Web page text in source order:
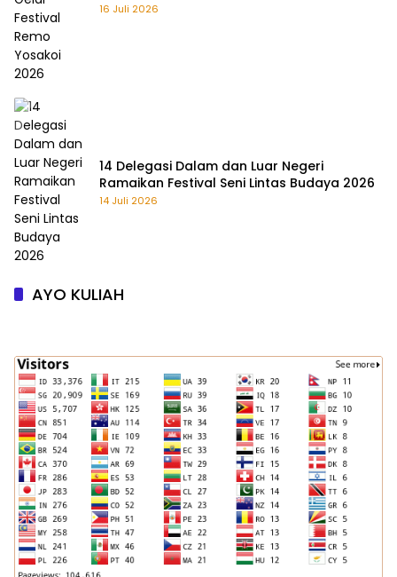
16 Juli 2026
14 Delegasi Dalam dan Luar Negeri
Ramaikan Festival Seni Lintas Budaya 2026
14 Juli 2026
AYO KULIAH